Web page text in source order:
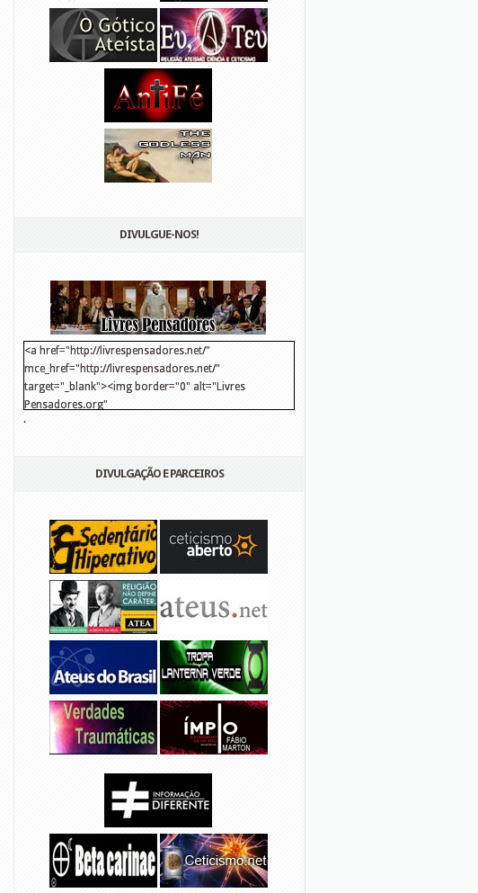
DIVULGUE-NOS!
<a href="http://livrespensadores.net/"
mce_href="http://livrespensadores.net/"
target="_blank"><img border="0" alt="Livres
Pensadores.org"
src="http://lh6.ggpht.com/_25pDjsdjolQ/TNSgK1CylTI/AAAAAAAAAFk/u8d6kvYMhVc/
.
DIVULGAÇÃO E PARCEIROS